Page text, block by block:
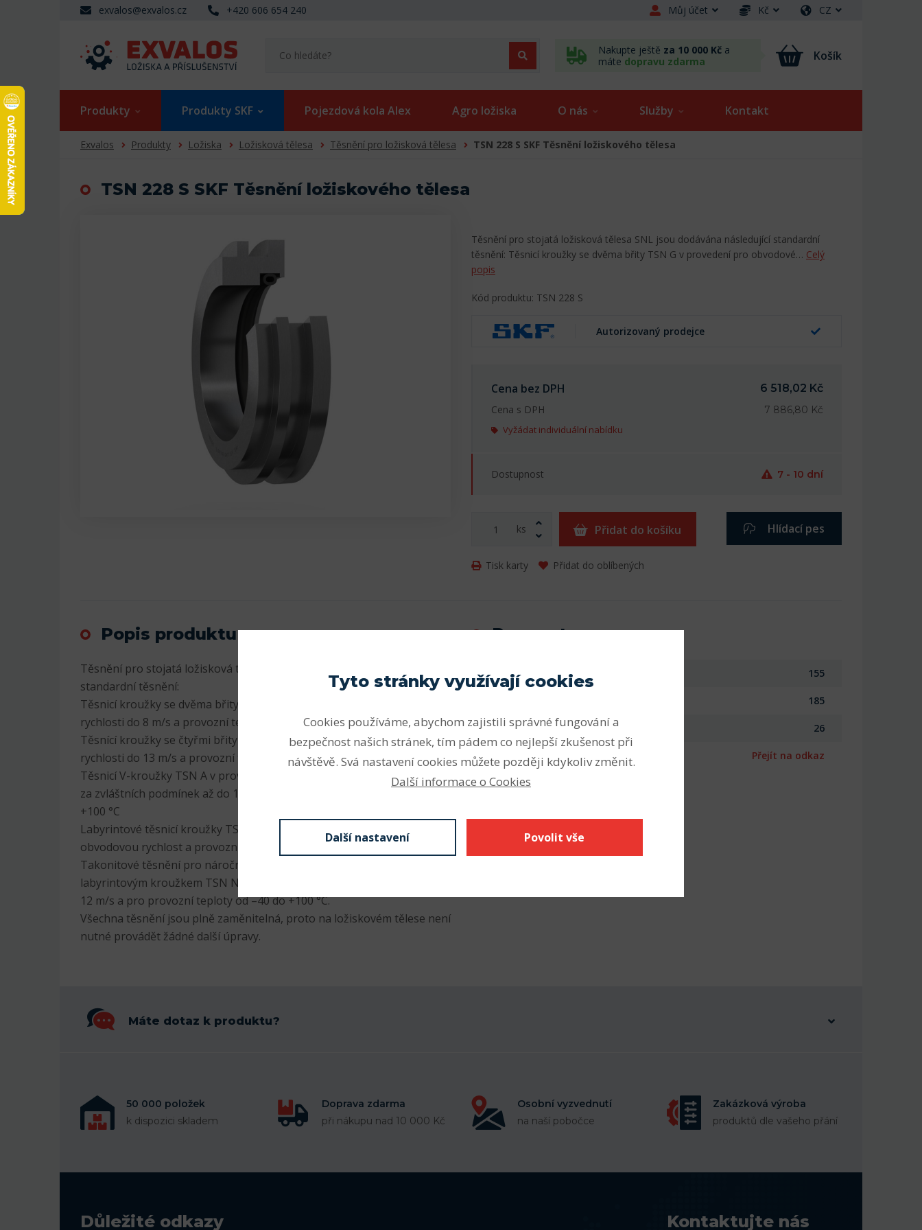
exvalos@exvalos.cz +420 606 654 240 Můj účet Kč CZ
Nakupte ještě za 10 000 Kč a
máte dopravu zdarma Košík
Produkty Produkty SKF Pojezdová kola Alex Agro ložiska O nás Služby Kontakt
Exvalos Produkty Ložiska Ložisková tělesa Těsnění pro ložisková tělesa TSN 228 S SKF Těsnění ložiskového tělesa
TSN 228 S SKF Těsnění ložiskového tělesa
Těsnění pro stojatá ložisková tělesa SNL jsou dodávána následující standardní
těsnění: Těsnicí kroužky se dvěma břity TSN G v provedení pro obvodové… Celý
popis
Kód produktu: TSN 228 S
Autorizovaný prodejce
Cena bez DPH
6 518,02 Kč
Cena s DPH
7 886,80 Kč
Vyžádat individuální nabídku
Dostupnost 7 - 10 dní
ks Přidat do košíku Hlídací pes
Tisk karty Přidat do oblíbených
Popis produktu
Těsnění pro stojatá ložisková tělesa SNL jsou dodávána následující
standardní těsnění:
Těsnicí kroužky se dvěma břity TSN G v provedení pro obvodové
rychlosti do 8 m/s a provozní teploty od –40 do +100 °C
Těsnící kroužky se čtyřmi břity TSN L v provedení pro obvodové
rychlosti do 13 m/s a provozní teploty od –40 do +100 °C
Těsnicí V-kroužky TSN A v provedení pro obvodové rychlosti do 7 m/s a
za zvláštních podmínek až do 12 m/s a pro provozní teploty od –40 to
+100 °C
Labyrintové těsnicí kroužky TSN S provedení pro libovolnou
obvodovou rychlost a provozní teploty od –50 do +200 °C
Takonitové těsnění pro náročné provozní podmínky s radiálním
labyrintovým kroužkem TSN ND v provedení pro obvodové rychlosti do
12 m/s a pro provozní teploty od –40 do +100 °C.
Všechna těsnění jsou plně zaměnitelná, proto na ložiskovém tělese není
nutné provádět žádné další úpravy.
Parametry
Vnitřní průměr (mm) 155
185
Šířka (mm) 26
Odkaz SKF Přejít na odkaz
Máte dotaz k produktu?
50 000 položek
k dispozici skladem
Doprava zdarma
při nákupu nad 10 000 Kč
Osobní vyzvednutí
na naší pobočce
Zakázková výroba
produktů dle vašeho přání
Důležité odkazy Kontaktujte nás
Tyto stránky využívají cookies
Cookies používáme, abychom zajistili správné fungování a
bezpečnost našich stránek, tím pádem co nejlepší zkušenost při
návštěvě. Svá nastavení cookies můžete později kdykoliv změnit.
Další informace o Cookies
Další nastavení Povolit vše